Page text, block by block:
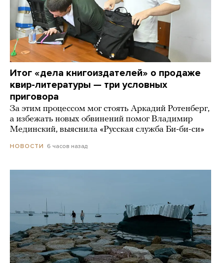
Итог «дела книгоиздателей» о продаже
квир-литературы — три условных
приговора
За этим процессом мог стоять Аркадий Ротенберг,
а избежать новых обвинений помог Владимир
Мединский, выяснила «Русская служба Би-би-си»
НОВОСТИ 6 часов назад